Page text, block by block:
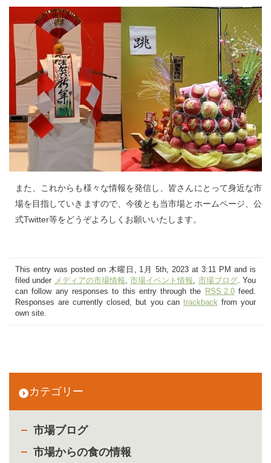
カテゴリー
市場ブログ
市場からの食の情報
また、これからも様々な情報を発信し、皆さんにとって身近な市
場を目指していきますので、今後とも当市場とホームページ、公
式Twitter等をどうぞよろしくお願いいたします。
This entry was posted on 木曜日, 1月 5th, 2023 at 3:11 PM and is
filed under
メディアの市場情報 ,市場イベント情報 市場ブログ. You
can follow any responses to this entry through the
RSS 2.0feed.
Responses are currently closed, but you can trackback from your
own site.